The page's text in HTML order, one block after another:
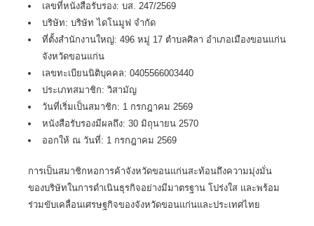
เลขที่หนังสือรับรอง: บส. 247/2569
บริษัท: บริษัท ไดโนมูฟ จำกัด
ที่ตั้งสำนักงานใหญ่: 496 หมู่ 17 ตำบลศิลา อำเภอเมืองขอนแก่น
จังหวัดขอนแก่น
เลขทะเบียนนิติบุคคล: 0405566003440
ประเภทสมาชิก: วิสามัญ
วันที่เริ่มเป็นสมาชิก: 1 กรกฎาคม 2569
หนังสือรับรองมีผลถึง: 30 มิถุนายน 2570
ออกให้ ณ วันที่: 1 กรกฎาคม 2569
การเป็นสมาชิกหอการค้าจังหวัดขอนแก่นสะท้อนถึงความมุ่งมั่น
ของบริษัทในการดำเนินธุรกิจอย่างมีมาตรฐาน โปร่งใส และพร้อม
ร่วมขับเคลื่อนเศรษฐกิจของจังหวัดขอนแก่นและประเทศไทย